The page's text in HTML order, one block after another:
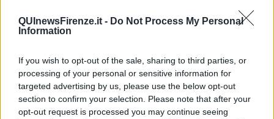
QUInewsFirenze.it - Do Not Process My Personal
Information
If you wish to opt-out of the sale, sharing to third parties, or
processing of your personal or sensitive information for
targeted advertising by us, please use the below opt-out
section to confirm your selection. Please note that after your
opt-out request is processed you may continue seeing
Si verifichi se in questa situazione complicata non vi siano stati dei
cedimenti da parte di apparati dello Stato che han portato a
Si faccia il tutto celermente sennò i nostri morti di maggio si
rivolteranno nella tomba.